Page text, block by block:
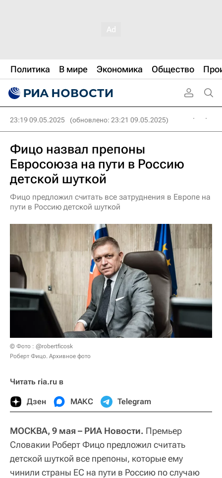
Политика В мире Экономика Общество
23:19 09.05.2025 (обновлено: 23:21 09.05.2025)
Фицо назвал препоны
Евросоюза на пути в Россию
детской шуткой
Фицо предложил считать все затруднения в Европе на
пути в Россию детской шуткой
© Фото : @robertficosk
Роберт Фицо. Архивное фото
Читать ria.ru в
Дзен МАКС Telegram
МОСКВА, 9 мая – РИА Новости. Премьер
Словакии Роберт Фицо предложил считать
детской шуткой все препоны, которые ему
чинили страны ЕС на пути в Россию по случаю